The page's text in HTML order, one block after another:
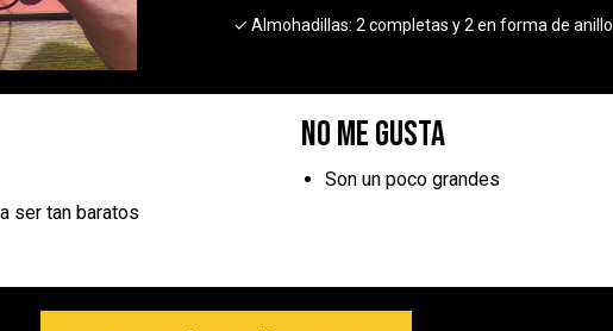
✓ Almohadillas: 2 completas y 2 en forma de anillo
ser tan baratos
No me gusta
Son un poco grandes